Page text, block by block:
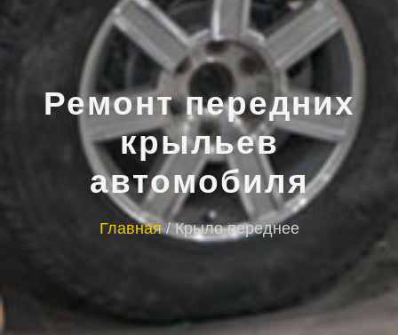
Ремонт передних
крыльев
автомобиля
Главная/Крыло переднее